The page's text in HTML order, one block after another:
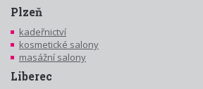
Plzeň
kadeřnictví
kosmetické salony
masážní salony
Liberec